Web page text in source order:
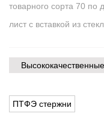
товарного сорта 70 по
лист с вставкой из
ПТФЭ стержни